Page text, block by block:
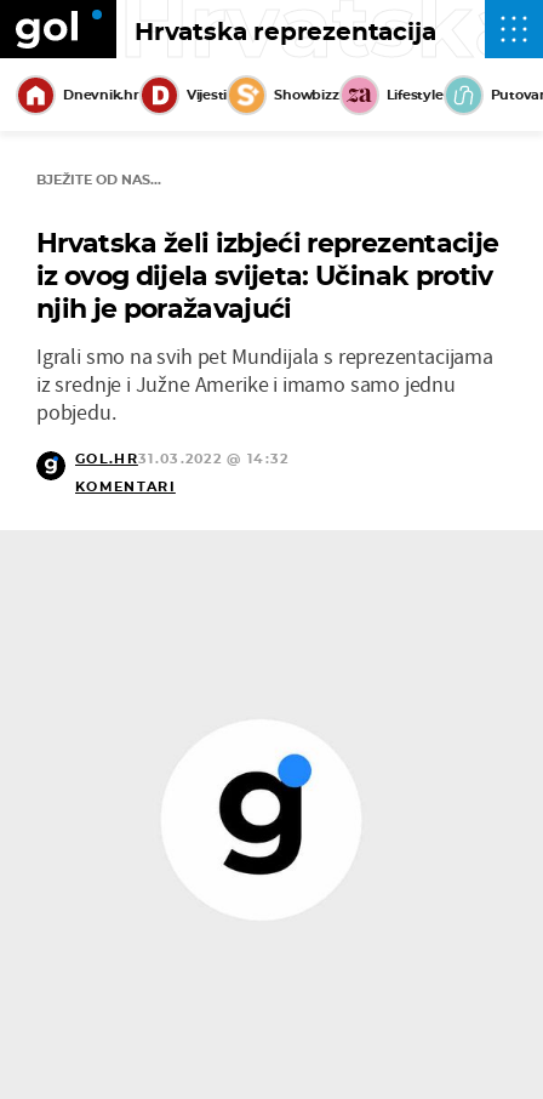
Hrvatska reprezentacija
Dnevnik.hr Vijesti Showbizz Lifestyle
BJEŽITE OD NAS...
Hrvatska želi izbjeći reprezentacije
iz ovog dijela svijeta: Učinak protiv
njih je poražavajući
Igrali smo na svih pet Mundijala s reprezentacijama
iz srednje i Južne Amerike i imamo samo jednu
pobjedu.
GOL.HR31.03.2022 @ 14:32
KOMENTARI